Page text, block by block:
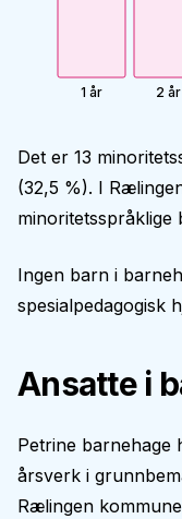
1 år 2 år
Det er 13
(32,5 %). I
minoritetsspråklige
Ingen barn i
spesialpedagogisk
Ansatte i
Petrine barnehage
årsverk i
Rælingen